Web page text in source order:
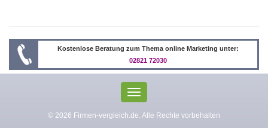
Kostenlose Beratung zum Thema online Marketing unter:
02821 72030
Toggle
navigation
© 2026 Firmen-vergleich.de. Alle Rechte vorbehalten